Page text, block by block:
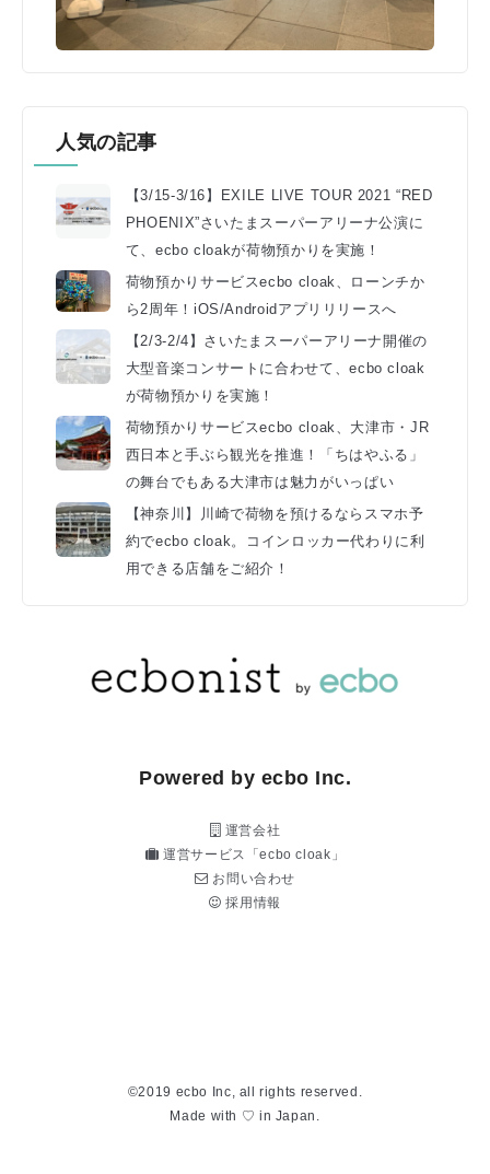
人気の記事
【3/15-3/16】EXILE LIVE TOUR 2021 “RED
PHOENIX”さいたまスーパーアリーナ公演に
て、ecbo cloakが荷物預かりを実施！
荷物預かりサービスecbo cloak、ローンチか
ら2周年！iOS/Androidアプリリリースへ
【2/3-2/4】さいたまスーパーアリーナ開催の
大型音楽コンサートに合わせて、ecbo cloak
が荷物預かりを実施！
荷物預かりサービスecbo cloak、大津市・JR
西日本と手ぶら観光を推進！「ちはやふる」
の舞台でもある大津市は魅力がいっぱい
【神奈川】川崎で荷物を預けるならスマホ予
約でecbo cloak。コインロッカー代わりに利
用できる店舗をご紹介！
Powered by ecbo Inc.
運営会社
運営サービス「ecbo cloak」
お問い合わせ
採用情報
©2019 ecbo Inc, all rights reserved.
Made with ♡ in Japan.